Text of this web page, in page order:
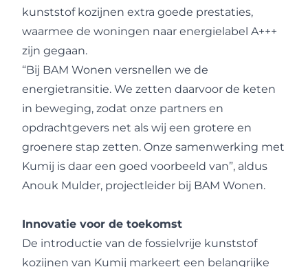
kunststof kozijnen extra goede prestaties,
waarmee de woningen naar energielabel A+++
zijn gegaan.
“Bij BAM Wonen versnellen we de
energietransitie. We zetten daarvoor de keten
in beweging, zodat onze partners en
opdrachtgevers net als wij een grotere en
groenere stap zetten. Onze samenwerking met
Kumij is daar een goed voorbeeld van”, aldus
Anouk Mulder, projectleider bij BAM Wonen.
Innovatie voor de toekomst
De introductie van de fossielvrije kunststof
kozijnen van Kumij markeert een belangrijke